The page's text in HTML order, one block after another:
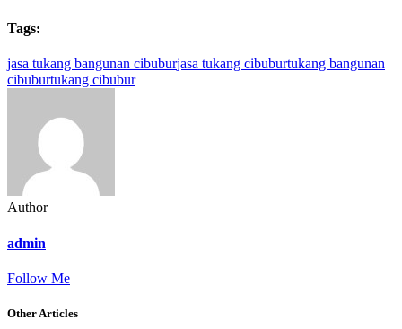
Tukang
borong
bangunan
murah
jatisampurna
Tags:
jasa tukang bangunan cibuburjasa tukang cibuburtukang bangunan
cibuburtukang cibubur
Author
admin
Follow Me
Other Articles